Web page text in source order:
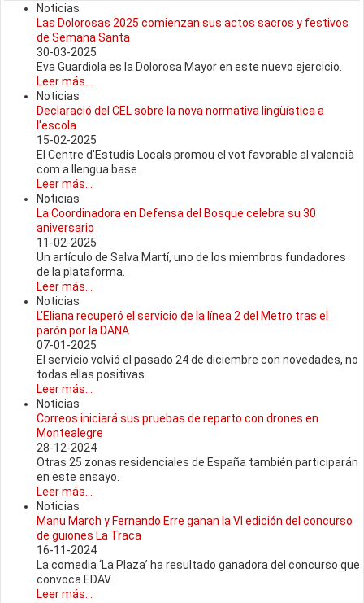
Noticias
Las Dolorosas 2025 comienzan sus actos sacros y festivos
de Semana Santa
30-03-2025
Eva Guardiola es la Dolorosa Mayor en este nuevo ejercicio.
Leer más...
Noticias
Declaració del CEL sobre la nova normativa lingüística a
l'escola
15-02-2025
El Centre d'Estudis Locals promou el vot favorable al valencià
com a llengua base.
Leer más...
Noticias
La Coordinadora en Defensa del Bosque celebra su 30
aniversario
11-02-2025
Un artículo de Salva Martí, uno de los miembros fundadores
de la plataforma.
Leer más...
Noticias
L'Eliana recuperó el servicio de la línea 2 del Metro tras el
parón por la DANA
07-01-2025
El servicio volvió el pasado 24 de diciembre con novedades, no
todas ellas positivas.
Leer más...
Noticias
Correos iniciará sus pruebas de reparto con drones en
Montealegre
28-12-2024
Otras 25 zonas residenciales de España también participarán
en este ensayo.
Leer más...
Noticias
Manu March y Fernando Erre ganan la VI edición del concurso
de guiones La Traca
16-11-2024
La comedia ‘La Plaza’ ha resultado ganadora del concurso que
convoca EDAV.
Leer más...